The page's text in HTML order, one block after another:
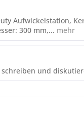
Aufwickelstation,
300 mm,... mehr
und